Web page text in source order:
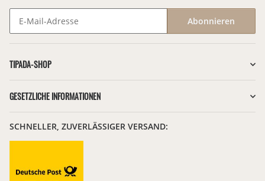
Abonnieren
TIPADA-SHOP
GESETZLICHE INFORMATIONEN
SCHNELLER, ZUVERLÄSSIGER VERSAND: